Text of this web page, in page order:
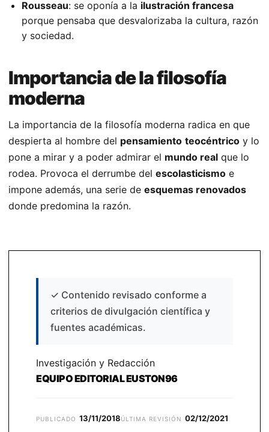
Rousseau: se oponía a la ilustración francesa
porque pensaba que desvalorizaba la cultura, razón
y sociedad.
Importancia de la filosofía
moderna
La importancia de la filosofía moderna radica en que
despierta al hombre del pensamiento teocéntrico y lo
pone a mirar y a poder admirar el mundo real que lo
rodea. Provoca el derrumbe del escolasticismo e
impone además, una serie de esquemas renovados
donde predomina la razón.
✓ Contenido revisado conforme a
criterios de divulgación científica y
fuentes académicas.
Investigación y Redacción
EQUIPO EDITORIAL EUSTON96
PUBLICADO 13/11/2018ÚLTIMA REVISIÓN 02/12/2021